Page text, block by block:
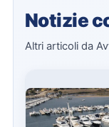
Notizie
Altri articoli da